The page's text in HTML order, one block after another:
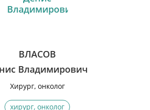
ВЛАСОВ
Владимирович
Хирург, онколог
хирург, онколог